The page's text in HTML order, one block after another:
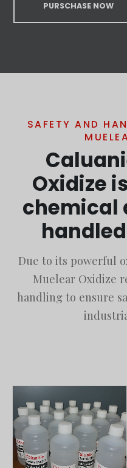
PURSCHASE NOW
SAFETY AND
Oxidize
chemical
Due to its powerful
Muelear Oxidize
handling to ensure